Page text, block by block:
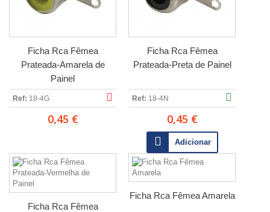
Ficha Rca Fêmea
Prateada-Amarela de
Painel
Ref: 18-4G
0,45 €
Ficha Rca Fêmea
Prateada-Preta de Painel
Ref: 18-4N
0,45 €
Adicionar
Ficha Rca Fêmea
Ficha Rca Fêmea Amarela